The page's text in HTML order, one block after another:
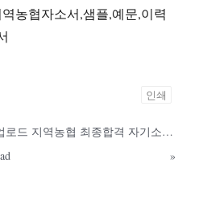
농협자소서,샘플,예문,이력
인쇄
?지역농협 자기소개서 업로드 지역농협 최종합격 자기소개서 최종합격 베스트 예문 Up
»